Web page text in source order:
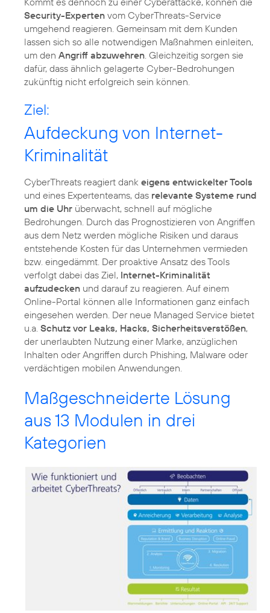
Security-Experten vom CyberThreats-Service
umgehend reagieren. Gemeinsam mit dem Kunden
lassen sich so alle notwendigen Maßnahmen einleiten,
um den Angriff abzuwehren . Gleichzeitig sorgen sie
dafür, dass ähnlich gelagerte Cyber-Bedrohungen
zukünftig nicht erfolgreich sein können.
Ziel:
Aufdeckung von Internet-
Kriminalität
CyberThreats reagiert dank eigens entwickelter Tools
und eines Expertenteams, das relevante Systeme rund
um die Uhr überwacht, schnell auf mögliche
Bedrohungen. Durch das Prognostizieren von Angriffen
aus dem Netz werden mögliche Risiken und daraus
entstehende Kosten für das Unternehmen vermieden
bzw. eingedämmt. Der proaktive Ansatz des Tools
verfolgt dabei das Ziel, Internet-Kriminalität
aufzudecken und darauf zu reagieren. Auf einem
Online-Portal können alle Informationen ganz einfach
eingesehen werden. Der neue Managed Service bietet
u.a. Schutz vor Leaks, Hacks, Sicherheitsverstößen,
der unerlaubten Nutzung einer Marke, anzüglichen
Inhalten oder Angriffen durch Phishing, Malware oder
verdächtigen mobilen Anwendungen.
Maßgeschneiderte Lösung
aus 13 Modulen in drei
Kategorien